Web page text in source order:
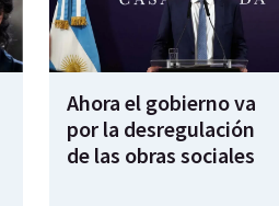
Ahora el gobierno va
por la desregulación
de las obras sociales